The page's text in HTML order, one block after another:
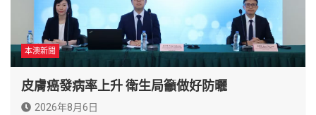
本澳新聞
皮膚癌發病率上升 衛生局籲做好防曬
2026年8月6日